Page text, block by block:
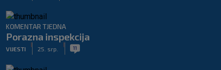
KOMENTAR TJEDNA
Porazna inspekcija
VIJESTI 25. srp. 11